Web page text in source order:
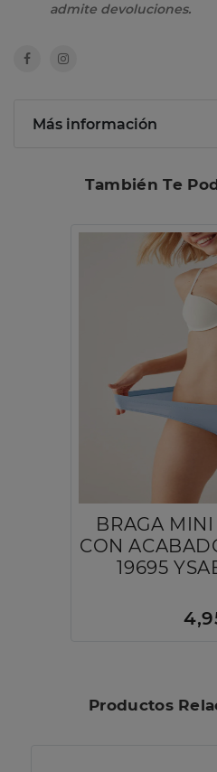
admite devoluciones.
Más información
También Te
BRAGA
CON
19695
Productos